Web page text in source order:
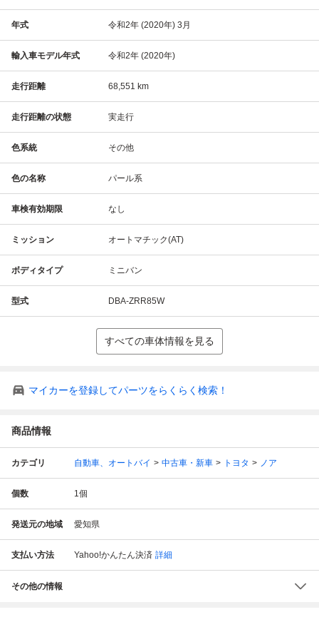
年式 令和2年 (2020年) 3月
輸入車モデル年式 令和2年 (2020年)
走行距離 68,551 km
走行距離の状態 実走行
色系統 その他
色の名称 パール系
車検有効期限 なし
ミッション オートマチック(AT)
ボディタイプ ミニバン
型式 DBA-ZRR85W
すべての車体情報を見る
マイカーを登録してパーツをらくらく検索！
商品情報
カテゴリ 自動車、オートバイ 中古車・新車 トヨタ ノア
個数 1個
発送元の地域 愛知県
支払い方法 Yahoo!かんたん決済 詳細
その他の情報